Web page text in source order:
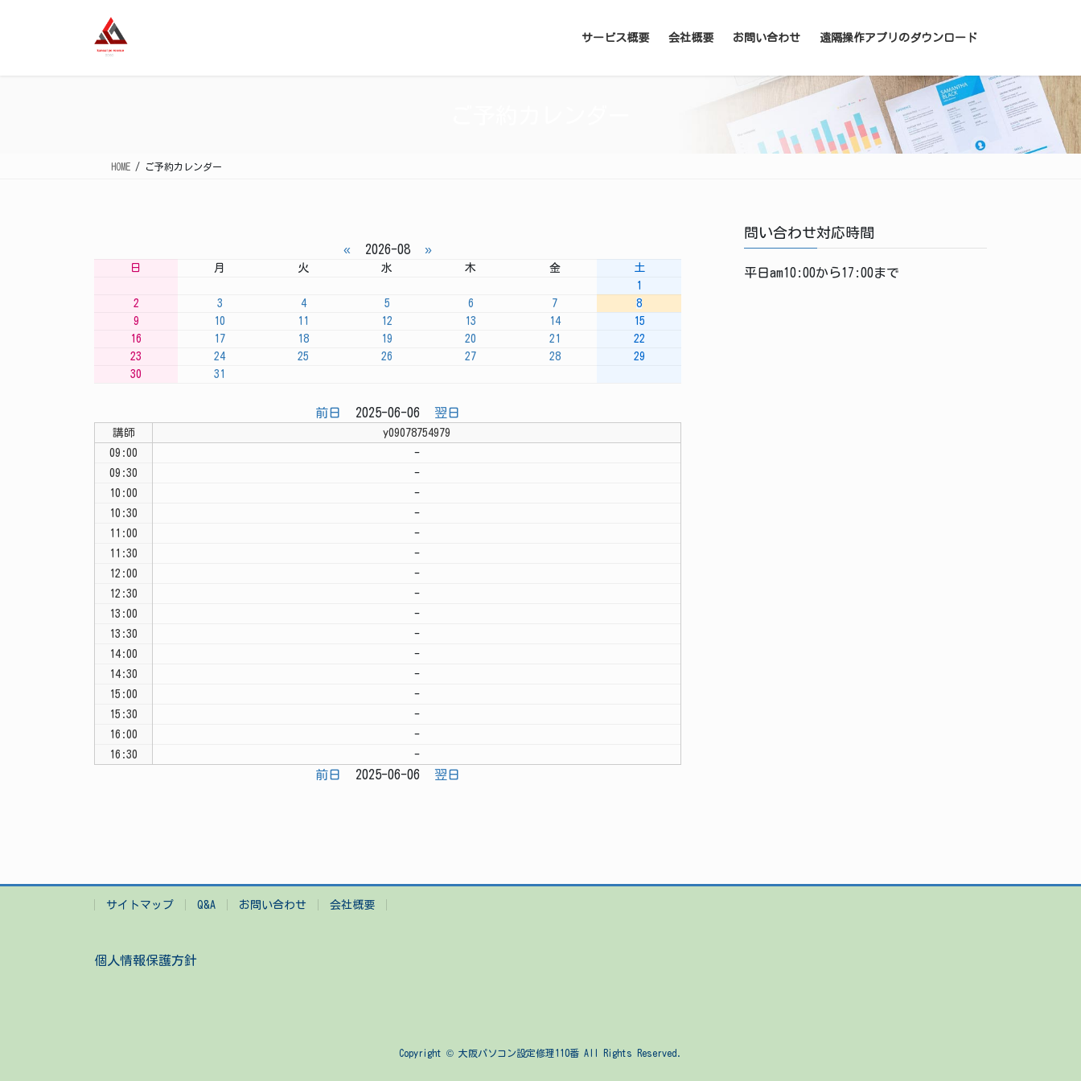
サービス概要 会社概要 お問い合わせ 遠隔操作アプリのダウンロード
HOME ご予約カレンダー
« 2026-08 »
日 月 火 水 木 金
土
1
2
3 4 5 6 7
8
9
10 11 12 13 14
15
16
17 18 19 20 21
22
23
24 25 26 27 28
29
30
31
前日 2025-06-06 翌日
講師
y09078754979
09:00
-
09:30
-
10:00
-
10:30
-
11:00
-
11:30
-
12:00
-
12:30
-
13:00
-
13:30
-
14:00
-
14:30
-
15:00
-
15:30
-
16:00
-
16:30
-
前日 2025-06-06 翌日
問い合わせ対応時間
平日am10:00から17:00まで
サイトマップ Q&A お問い合わせ 会社概要
個人情報保護方針
Copyright © 大阪パソコン設定修理110番 All Rights Reserved.